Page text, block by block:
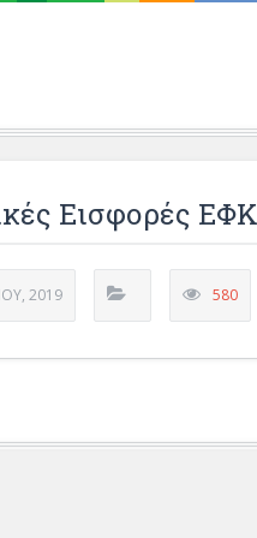
Εισφορές
2019 580